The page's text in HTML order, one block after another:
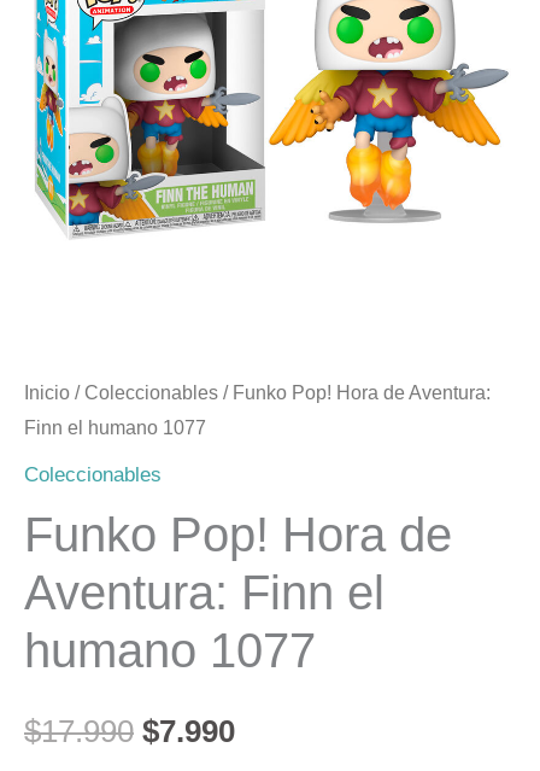
Inicio / Coleccionables / Funko Pop! Hora de Aventura:
Finn el humano 1077
Coleccionables
Funko Pop! Hora de
Aventura: Finn el
humano 1077
$17.990
era:
$17.990.
$7.990
$7.990.